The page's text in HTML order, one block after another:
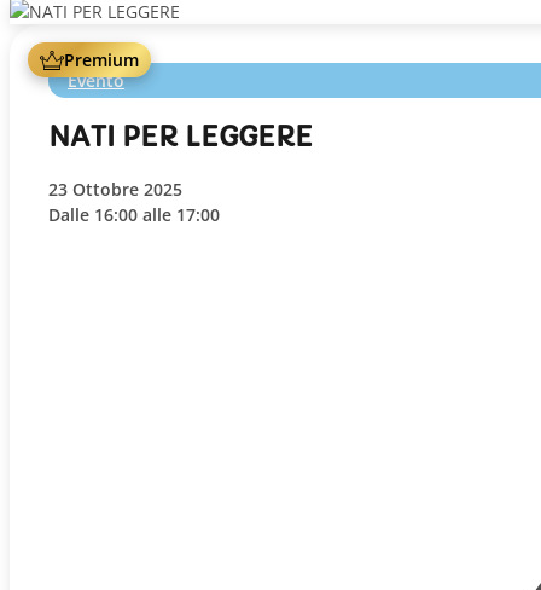
Premium
Evento
NATI PER LEGGERE
23 Ottobre 2025
Dalle 16:00 alle 17:00